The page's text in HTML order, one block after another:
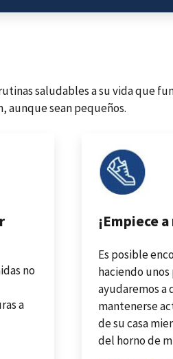
saludables a su vida que
aunque sean pequeños.
no
a
¡Empiece
Es posible
haciendo
ayudaremos a
mantenerse
de su casa
del horno de